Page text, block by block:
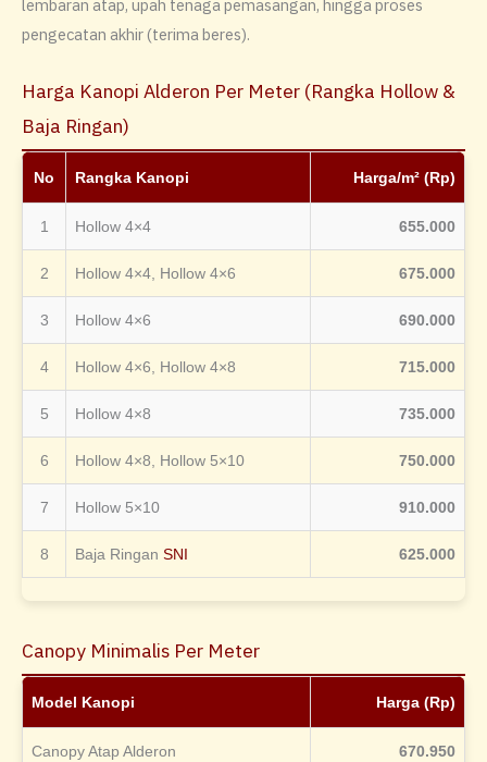
lembaran atap, upah tenaga pemasangan, hingga proses
pengecatan akhir (terima beres).
Harga Kanopi Alderon Per Meter (Rangka Hollow &
Baja Ringan)
No Rangka Kanopi Harga/m² (Rp)
1 Hollow 4×4 655.000
2 Hollow 4×4, Hollow 4×6 675.000
3 Hollow 4×6 690.000
4 Hollow 4×6, Hollow 4×8 715.000
5 Hollow 4×8 735.000
6 Hollow 4×8, Hollow 5×10 750.000
7 Hollow 5×10 910.000
8 Baja Ringan SNI 625.000
Canopy Minimalis Per Meter
Model Kanopi Harga (Rp)
Canopy Atap Alderon 670.950